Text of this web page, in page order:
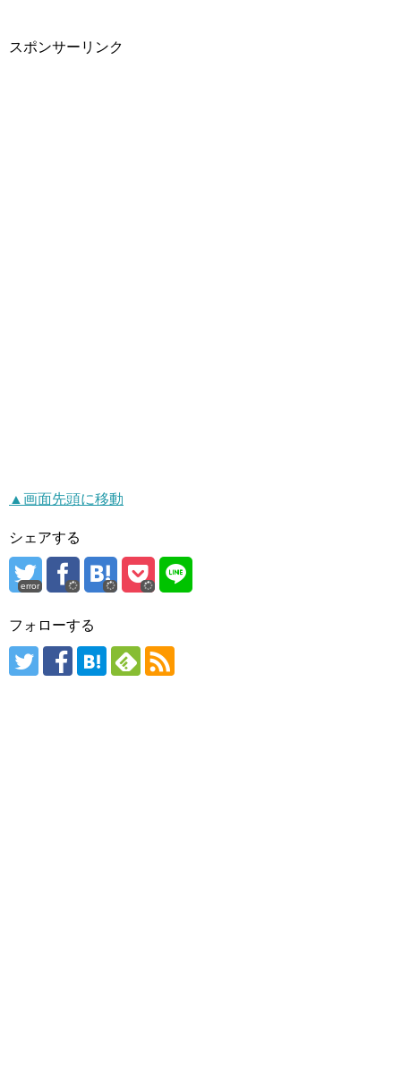
スポンサーリンク
▲画面先頭に移動
シェアする
error
フォローする